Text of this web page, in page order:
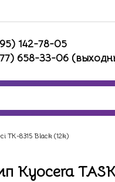
142-78-05
658-33-06
TK-8315 Black (12k)
Kyocera